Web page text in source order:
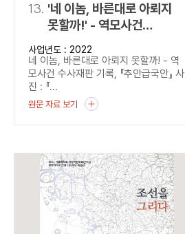
13. '네 이놈, 바른대로 아뢰지
못할까!' - 역모사건
수사재판 기록,
『추안급국안』
사업년도 : 2022
네 이놈, 바른대로 아뢰지 못할까! - 역
모사건 수사재판 기록, 『추안급국안』 사
진 : 『...
원문 자료 보기